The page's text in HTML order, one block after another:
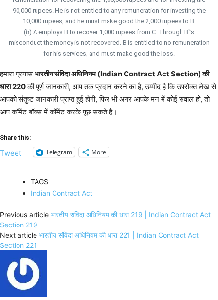
90,000 rupees. He is not entitled to any remuneration for investing the
10,000 rupees, and he must make good the 2,000 rupees to B.
(b) A employs B to recover 1,000 rupees from C. Through B‟s
misconduct the money is not recovered. B is entitled to no remuneration
for his services, and must make good the loss.
हमारा प्रयासभारतीय संविदा अधिनियम (Indian Contract Act Section) की
धारा 220की पूर्ण जानकारी, आप तक प्रदान करने का है, उम्मीद है कि उपरोक्त लेख से
आपको संतुष्ट जानकारी प्राप्त हुई होगी, फिर भी अगर आपके मन में कोई सवाल हो, तो
आप कॉमेंट बॉक्स में कॉमेंट करके पूछ सकते है।
Share this:
Tweet Telegram More
TAGS
Indian Contract Act
Previous article भारतीय संविदा अधिनियम की धारा 219 | Indian Contract Act
Section 219
Next article भारतीय संविदा अधिनियम की धारा 221 | Indian Contract Act
Section 221